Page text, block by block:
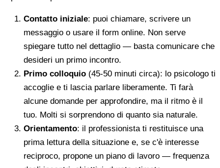
Contatto iniziale: puoi chiamare, scrivere un
messaggio o usare il form online. Non serve
spiegare tutto nel dettaglio — basta comunicare che
desideri un primo incontro.
Primo colloquio (45-50 minuti circa): lo psicologo ti
accoglie e ti lascia parlare liberamente. Ti farà
alcune domande per approfondire, ma il ritmo è il
tuo. Molti si sorprendono di quanto sia naturale.
Orientamento: il professionista ti restituisce una
prima lettura della situazione e, se c'è interesse
reciproco, propone un piano di lavoro — frequenza